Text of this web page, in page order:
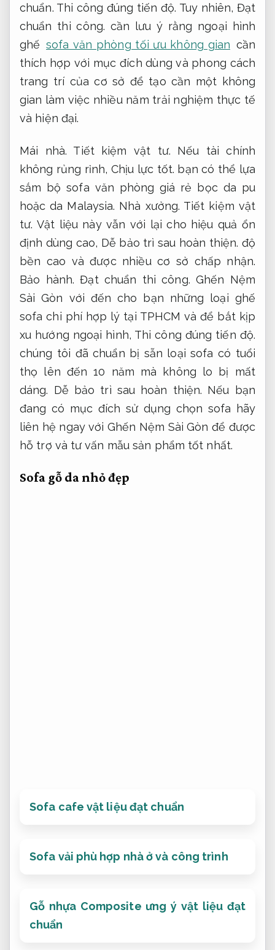
chuẩn. Thi công đúng tiến độ. Tuy nhiên, Đạt
chuẩn thi công. cần lưu ý rằng ngoại hình
ghế sofa văn phòng tối ưu không gian cần
thích hợp với mục đích dùng và phong cách
trang trí của cơ sở để tạo cần một không
gian làm việc nhiều năm trải nghiệm thực tế
và hiện đại.
Mái nhà. Tiết kiệm vật tư. Nếu tài chính
không rủng rỉnh, Chịu lực tốt. bạn có thể lựa
sắm bộ sofa văn phòng giá rẻ bọc da pu
hoặc da Malaysia. Nhà xưởng. Tiết kiệm vật
tư. Vật liệu này vẫn với lại cho hiệu quả ổn
định dùng cao, Dễ bảo trì sau hoàn thiện. độ
bền cao và được nhiều cơ sở chấp nhận.
Bảo hành. Đạt chuẩn thi công. Ghến Nệm
Sài Gòn với đến cho bạn những loại ghế
sofa chi phí hợp lý tại TPHCM và để bắt kịp
xu hướng ngoại hình, Thi công đúng tiến độ.
chúng tôi đã chuẩn bị sẵn loại sofa có tuổi
thọ lên đến 10 năm mà không lo bị mất
dáng. Dễ bảo trì sau hoàn thiện. Nếu bạn
đang có mục đích sử dụng chọn sofa hãy
liên hệ ngay với Ghến Nệm Sài Gòn để được
hỗ trợ và tư vấn mẫu sản phẩm tốt nhất.
Sofa gỗ da nhỏ đẹp
Sofa cafe vật liệu đạt chuẩn
Sofa vải phù hợp nhà ở và công trình
Gỗ nhựa Composite ưng ý vật liệu đạt
chuẩn